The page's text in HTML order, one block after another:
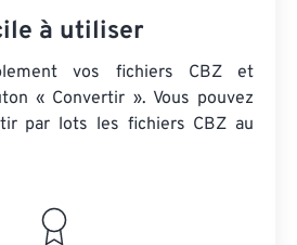
à utiliser
vos fichiers CBZ et
« Convertir ». Vous pouvez
par lots les fichiers CBZ au